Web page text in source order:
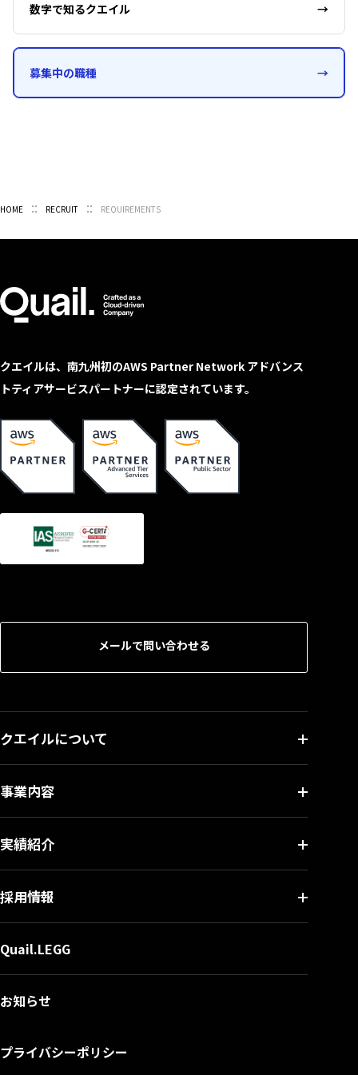
数字で知るクエイル →
募集中の職種 →
HOME RECRUIT REQUIREMENTS
クエイルは、南九州初のAWS Partner Network アドバンス
トティアサービスパートナーに認定されています。
メールで問い合わせる
クエイルについて
事業内容
実績紹介
採用情報
Quail.LEGG
お知らせ
プライバシーポリシー